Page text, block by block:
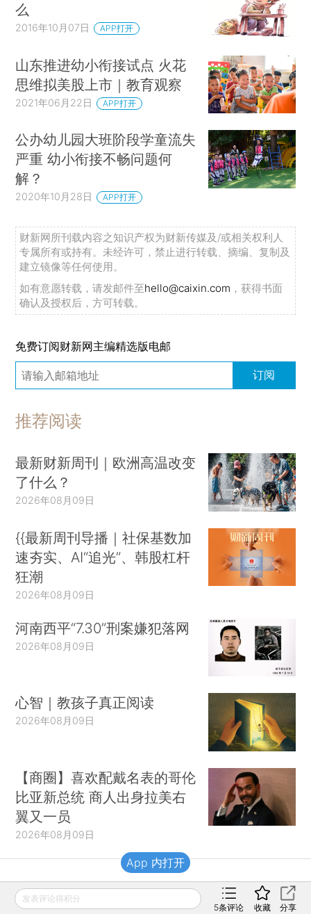
么
2016年10月07日 APP打开
山东推进幼小衔接试点 火花
思维拟美股上市｜教育观察
2021年06月22日 APP打开
公办幼儿园大班阶段学童流失
严重 幼小衔接不畅问题何
解？
2020年10月28日 APP打开
财新网所刊载内容之知识产权为财新传媒及/或相关权利人
专属所有或持有。未经许可，禁止进行转载、摘编、复制及
建立镜像等任何使用。
如有意愿转载，请发邮件至hello@caixin.com ，获得书面
确认及授权后，方可转载。
免费订阅财新网主编精选版电邮
订阅
推荐阅读
最新财新周刊｜欧洲高温改变
了什么？
2026年08月09日
{{最新周刊导播｜社保基数加
速夯实、AI“追光”、韩股杠杆
狂潮
2026年08月09日
河南西平“7.30”刑案嫌犯落网
2026年08月09日
心智｜教孩子真正阅读
2026年08月09日
【商圈】喜欢配戴名表的哥伦
比亚新总统 商人出身拉美右
翼又一员
2026年08月09日
财新移动
发表评论得积分
5条评论 收藏 分享
App 内打开